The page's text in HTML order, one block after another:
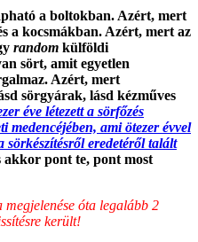
a boltokban. Azért, mert
a kocsmákban. Azért, mert az
random külföldi
sört, amit egyetlen
Azért, mert
sörgyárak, lásd kézműves
éve létezett a sörfőzés
ami ötezer évvel
eredetéről talált
akkor pont te, pont most
óta legalább 2
került!